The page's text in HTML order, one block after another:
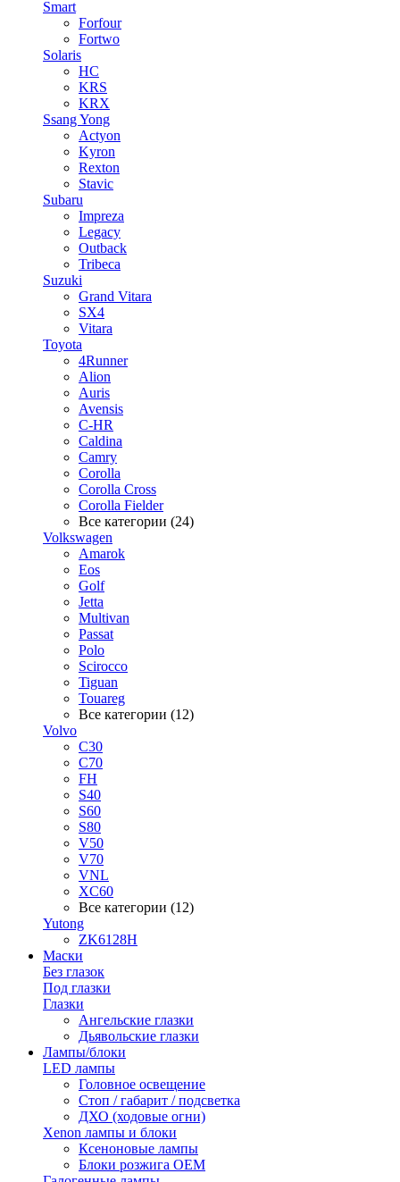
Smart
Forfour
Fortwo
Solaris
HC
KRS
KRX
Ssang Yong
Actyon
Kyron
Rexton
Stavic
Subaru
Impreza
Legacy
Outback
Tribeca
Suzuki
Grand Vitara
SX4
Vitara
Toyota
4Runner
Alion
Auris
Avensis
C-HR
Caldina
Camry
Corolla
Corolla Cross
Corolla Fielder
Все категории (24)
Volkswagen
Amarok
Eos
Golf
Jetta
Multivan
Passat
Polo
Scirocco
Tiguan
Touareg
Все категории (12)
Volvo
C30
C70
FH
S40
S60
S80
V50
V70
VNL
XC60
Все категории (12)
Yutong
ZK6128H
Маски
Без глазок
Под глазки
Глазки
Ангельские глазки
Дьявольские глазки
Лампы/блоки
LED лампы
Головное освещение
Стоп / габарит / подсветка
ДХО (ходовые огни)
Xenon лампы и блоки
Ксеноновые лампы
Блоки розжига OEM